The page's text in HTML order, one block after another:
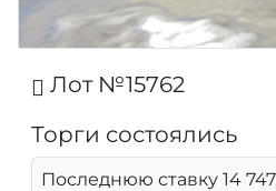
Лот №15762
Торги состоялись
Последнюю ставку 14